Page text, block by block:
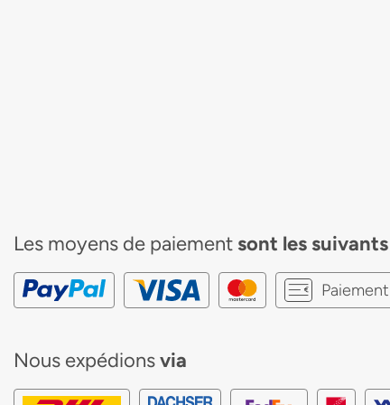
Les moyens de paiement sont les
Nous expédionsvia